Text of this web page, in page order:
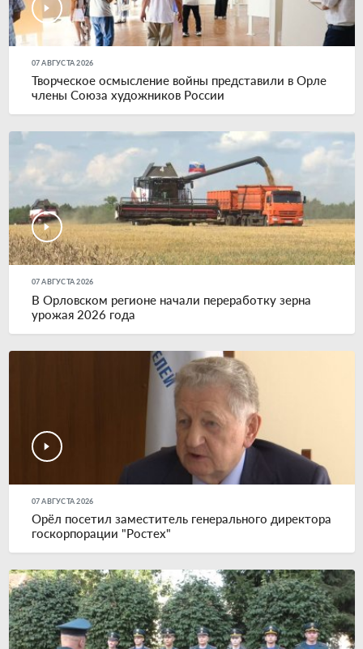
07 АВГУСТА 2026
Творческое осмысление войны представили в Орле
члены Союза художников России
07 АВГУСТА 2026
В Орловском регионе начали переработку зерна
урожая 2026 года
07 АВГУСТА 2026
Орёл посетил заместитель генерального директора
госкорпорации "Ростех"